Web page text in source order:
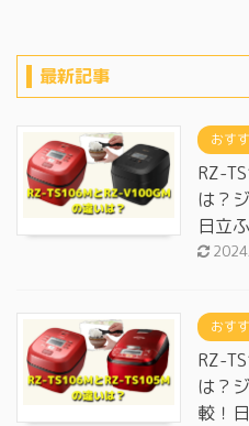
最新記事
おす
RZ-
は？
日立
おす
RZ-
は？
較！